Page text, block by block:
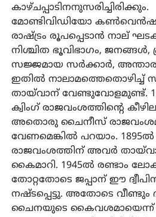
കാഴ്ചപ്പാടിനനുസരിച്ചിരിക്കും.
മോണ്ടിവിഡിയോ
രാഷ്ട്രം രൂപപ്പെടാൻ നാല്
നിശ്ചിത ഭൂവിഭാഗം, ജനങ്ങൾ,
സജ്ജമായ സർക്കാർ,
ഇതിൽ
തായ്‌വാന് വേണ്ടുവോളമുണ്ട്.
ക്വിംഗ് രാജവംശത്തിന്റെ
അതൊരു ചൈനീസ്
വേണമെങ്കിൽ പറയാം. 1895ൽ
രാജവംശത്തിന് അവർ
കൈമാറി. 1945ൽ രണ്ടാം
തോറ്റതോടെ ജപ്പാന് ഈ
നഷ്ടപ്പെട്ടു. അതോടെ വീണ്ടും
ചൈനയുടെ കൈവശമായെന്ന്